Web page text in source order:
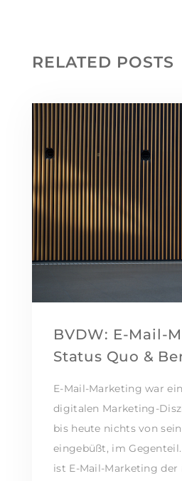
RELATED POSTS
BVDW: E-Mail-
Status Quo &
E-Mail-Marketing war
digitalen Marketing-
bis heute nichts von
eingebüßt, im
ist E-Mail-Marketing